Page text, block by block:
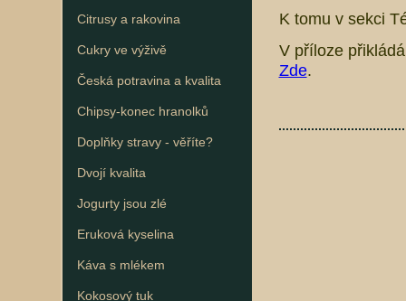
Citrusy a rakovina
Cukry ve výživě
Česká potravina a kvalita
Chipsy-konec hranolků
Doplňky stravy - věříte?
Dvojí kvalita
Jogurty jsou zlé
Eruková kyselina
Káva s mlékem
Kokosový tuk
K tomu v sekci
V příloze
Zde.